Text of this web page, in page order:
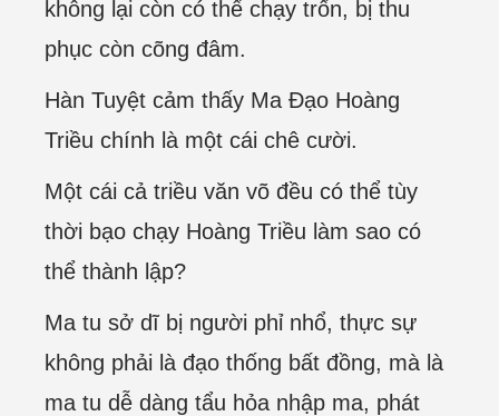
không lại còn có thể chạy trốn, bị thu
phục còn cõng đâm.
Hàn Tuyệt cảm thấy Ma Đạo Hoàng
Triều chính là một cái chê cười.
Một cái cả triều văn võ đều có thể tùy
thời bạo chạy Hoàng Triều làm sao có
thể thành lập?
Ma tu sở dĩ bị người phỉ nhổ, thực sự
không phải là đạo thống bất đồng, mà là
ma tu dễ dàng tẩu hỏa nhập ma, phát